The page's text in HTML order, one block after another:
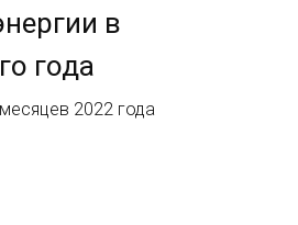
в
года
2022 года